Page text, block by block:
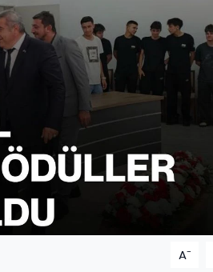
A-